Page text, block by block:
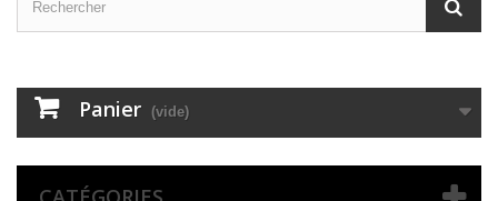
Panier (vide)